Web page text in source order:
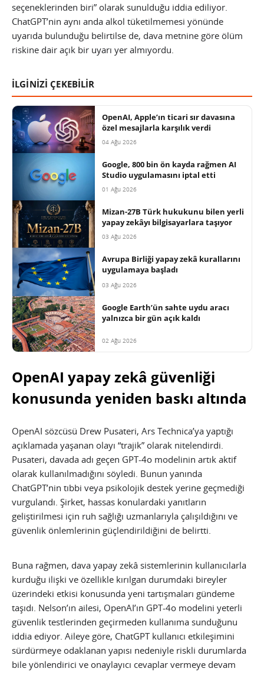
seçeneklerinden biri” olarak sunulduğu iddia ediliyor.
ChatGPT’nin aynı anda alkol tüketilmemesi yönünde
uyarıda bulunduğu belirtilse de, dava metnine göre ölüm
riskine dair açık bir uyarı yer almıyordu.
İLGİNİZİ ÇEKEBİLİR
OpenAI, Apple’ın ticari sır davasına
özel mesajlarla karşılık verdi
04 Ağu 2026
Google, 800 bin ön kayda rağmen AI
Studio uygulamasını iptal etti
01 Ağu 2026
Mizan-27B Türk hukukunu bilen yerli
yapay zekâyı bilgisayarlara taşıyor
03 Ağu 2026
Avrupa Birliği yapay zekâ kurallarını
uygulamaya başladı
03 Ağu 2026
Google Earth’ün sahte uydu aracı
yalnızca bir gün açık kaldı
02 Ağu 2026
OpenAI yapay zekâ güvenliği
konusunda yeniden baskı altında
OpenAI sözcüsü Drew Pusateri, Ars Technica’ya yaptığı
açıklamada yaşanan olayı “trajik” olarak nitelendirdi.
Pusateri, davada adı geçen GPT-4o modelinin artık aktif
olarak kullanılmadığını söyledi. Bunun yanında
ChatGPT’nin tıbbi veya psikolojik destek yerine geçmediği
vurgulandı. Şirket, hassas konulardaki yanıtların
geliştirilmesi için ruh sağlığı uzmanlarıyla çalışıldığını ve
güvenlik önlemlerinin güçlendirildiğini de belirtti.
Buna rağmen, dava yapay zekâ sistemlerinin kullanıcılarla
kurduğu ilişki ve özellikle kırılgan durumdaki bireyler
üzerindeki etkisi konusunda yeni tartışmaları gündeme
taşıdı. Nelson’ın ailesi, OpenAI’ın GPT-4o modelini yeterli
güvenlik testlerinden geçirmeden kullanıma sunduğunu
iddia ediyor. Aileye göre, ChatGPT kullanıcı etkileşimini
sürdürmeye odaklanan yapısı nedeniyle riskli durumlarda
bile yönlendirici ve onaylayıcı cevaplar vermeye devam